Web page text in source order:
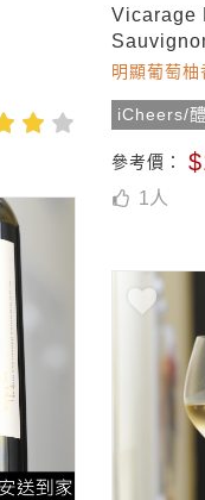
Vicarage
明顯葡萄
iCheers/
參考價：
1 人